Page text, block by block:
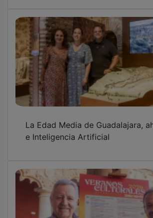
Arrancan los Veranos Culturales
toda la cultura en la calle, con
y poesía en cada barrio